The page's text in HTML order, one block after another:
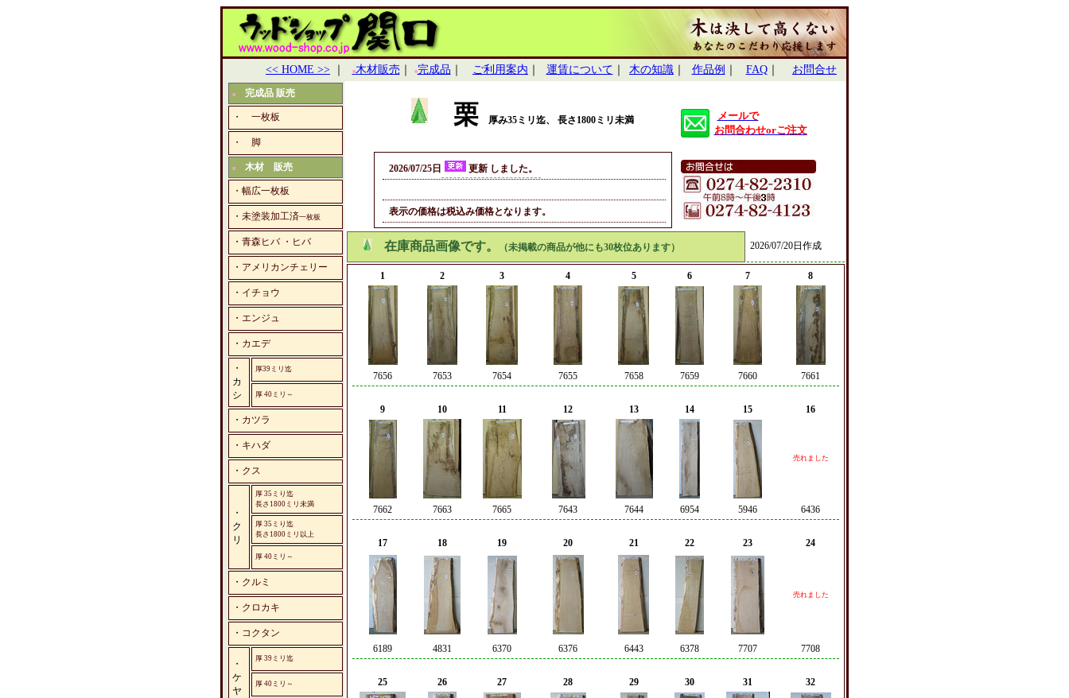
<< HOME >> ■木材販売 ■完成品 ご利用案内 運賃について 木の知識 作品例 FAQ｜ お問合せ
■ 完成品 販売
・ 一枚板
・ 脚
■ 木材 販売
・幅広一枚板
・未塗装加工済一枚板
・ 青森ヒバ ・ヒバ
・ アメリカンチェリー
・ イチョウ
・ エンジュ
・ カエデ
・
カ
シ
厚39ミリ迄
厚 40ミリ～
・ カツラ
・ キハダ
・ クス
・
ク
リ
厚 35ミり迄
長さ1800ミリ未満
厚 35ミり迄
長さ1800ミリ以上
厚 40ミリ～
・ クルミ
・ クロカキ
・ コクタン
・
ケ
ヤ
厚 39ミリ迄
厚 40ミリ～
栗 厚み35ミリ迄、 長さ1800ミリ未満
メールで
お問合わせorご注文
2026/07/25日 更新 しました。
表示の価格は税込み価格となります。
在庫商品画像です。 （未掲載の商品が他にも30枚位あります） 2026/07/20日作成
1 2 3 4 5 6 7 8
7656 7653 7654 7655 7658 7659 7660 7661
9 10 11 12 13 14 15 16
売れました
7662 7663 7665 7643 7644 6954 5946 6436
17 18 19 20 21 22 23 24
売れました
6189 4831 6370 6376 6443 6378 7707 7708
25 26 27 28 29 30 31 32